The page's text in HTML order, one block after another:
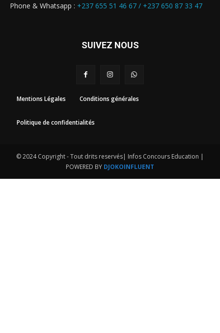
Phone & Whatsapp : +237 655 51 46 67 / +237 650 87 33 47
SUIVEZ NOUS
Mentions Légales Conditions générales
Politique de confidentialités
© 2024 Copyright - Tout drits reservés| Infos Concours Education |
POWERED BY DJOKOINFLUENT